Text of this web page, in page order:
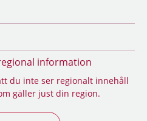
information
du inte ser regionalt innehåll
gäller just din region.